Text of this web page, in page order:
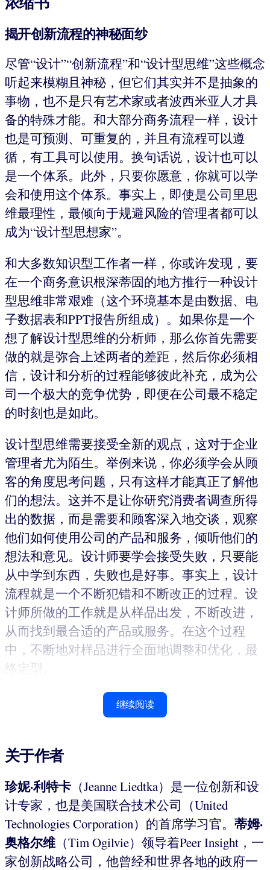
揭开创新流程的神秘面纱
尽管“设计”“创新流程”和“设计型思维”这些概念
听起来模糊且神秘，但它们其实并不是抽象的
事物，也不是只有艺术家或者波西米亚人才具
备的特殊才能。和大部分商务流程一样，设计
也是可预测、可重复的，并且有流程可以遵
循，有工具可以使用。换句话说，设计也可以
是一个体系。此外，只要你愿意，你就可以学
会和使用这个体系。事实上，即使是公司里思
维最理性，最倾向于规避风险的管理者都可以
成为“设计型思想家”。
和大多数知识型工作者一样，你或许发现，要
在一个商务意识根深蒂固的地方推行一种设计
型思维非常艰难（这个环境基本是由数据、电
子数据表和PPT报告所组成）。如果你是一个
想了解设计型思维的分析师，那么你首先需要
做的就是弥合上述两者的差距，然后你必须相
信，设计和分析的过程能够彼此补充，成为公
司一个极大的竞争优势，即便在公司最不稳定
的时刻也是如此。
设计型思维需要接受全新的观点，这对于企业
管理者尤为陌生。举例来说，你必须学会从顾
客的角度思考问题，只有这样才能真正了解他
们的想法。这并不是让你研究消费者调查所得
出的数据，而是需要和顾客深入地交谈，观察
他们如何使用公司的产品和服务，倾听他们的
想法和意见。设计师要学会接受失败，只要能
从中学到东西，失败也是好事。事实上，设计
流程就是一个不断犯错和不断改正的过程。设
计师所做的工作就是从样品出发，不断改进，
从而找到最合适的产品或服务。在这个过程
中，不断地对样品进行全面地调整和优化，最
终定型。
继续阅读
关于作者
珍妮·利特卡 （Jeanne Liedtka）是一位创新和设
计专家，也是美国联合技术公司（United
Technologies Corporation）的首席学习官。 蒂姆·
奥格尔维 （Tim Ogilvie）领导着Peer Insight，一
家创新战略公司，他曾经和世界各地的政府一